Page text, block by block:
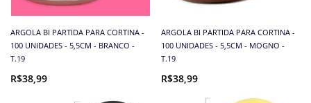
ARGOLA BI PARTIDA PARA CORTINA -
100 UNIDADES - 5,5CM - BRANCO -
T.19
R$38,99
ARGOLA BI PARTIDA PARA CORTINA -
100 UNIDADES - 5,5CM - MOGNO -
T.19
R$38,99